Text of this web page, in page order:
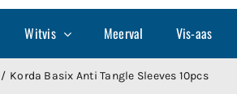
Witvis Meerval Vis-aas
Korda Basix Anti Tangle Sleeves 10pcs